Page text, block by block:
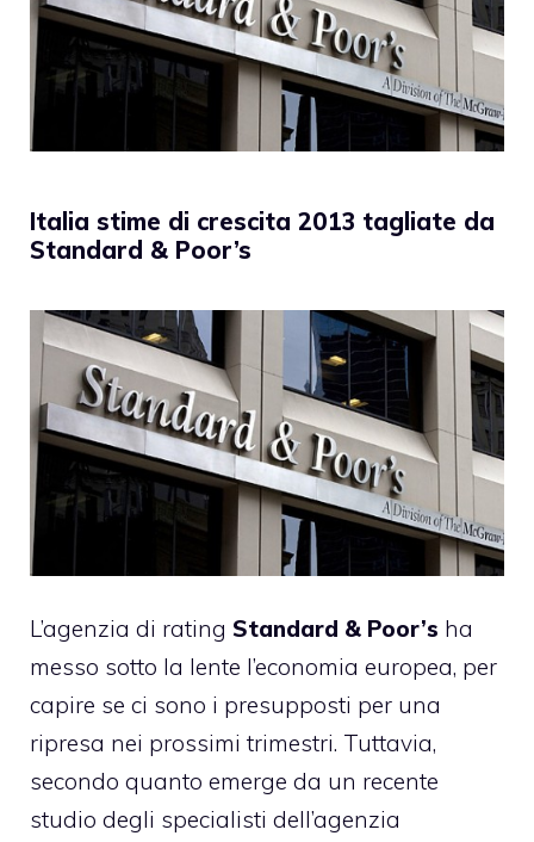
Italia stime di crescita 2013 tagliate da
Standard & Poor’s
L’agenzia di rating Standard & Poor’s ha
messo sotto la lente l’economia europea, per
capire se ci sono i presupposti per una
ripresa nei prossimi trimestri. Tuttavia,
secondo quanto emerge da un recente
studio degli specialisti dell’agenzia